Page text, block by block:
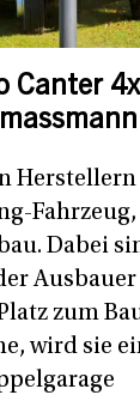
Canter
Dabei
Ausbauer
zum
wird sie